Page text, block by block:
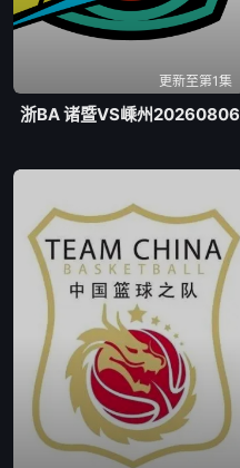
更新至第1集
浙BA 诸暨VS嵊州20260806